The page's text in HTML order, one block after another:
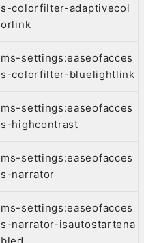
s-colorfilter-adaptivecol
orlink
ms-settings:easeofacces
s-colorfilter-bluelightlink
ms-settings:easeofacces
s-highcontrast
ms-settings:easeofacces
s-narrator
ms-settings:easeofacces
s-narrator-isautostartena
bled